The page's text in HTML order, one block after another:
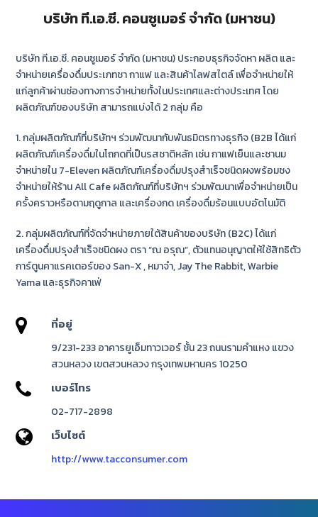
บริษัท ที.เอ.ซี. คอนซูเมอร์ จำกัด (มหาชน)
บริษัท ที.เอ.ซี. คอนซูเมอร์ จำกัด (มหาชน) ประกอบธุรกิจจัดหา ผลิต และ
จำหน่ายเครื่องดื่มประเภทชา กาแฟ และสินค้าไลฟสไตล์ เพื่อจำหน่ายให้
แก่ลูกค้าผ่านช่องทางการจำหน่ายทั้งในประเทศและต่างประเทศ โดย
ผลิตภัณฑ์ของบริษัท สามารถแบ่งได้ 2 กลุ่ม คือ
1. กลุ่มผลิตภัณฑ์ที่บริษัทฯ ร่วมพัฒนากับพันธมิตรทางธุรกิจ (B2B ได้แก่
ผลิตภัณฑ์เครื่องดื่มในโถกดที่เป็นรสชาติหลัก เช่น กาแฟเย็นและชานม
จำหน่ายใน 7-Eleven ผลิตภัณฑ์เครื่องดื่มปรุงสำเร็จชนิดผงพร้อมชง
จำหน่ายให้ร้าน All Cafe ผลิตภัณฑ์ที่บริษัทฯ ร่วมพัฒนาเพื่อจำหน่ายเป็น
ครั้งคราวหรือตามฤดูกาล และเครื่องกด เครื่องดื่มร้อนแบบอัตโนมัติ
2. กลุ่มผลิตภัณฑ์ที่จัดจำหน่ายภายใต้สินค้าของบริษัท (B2C) ได้แก่
เครื่องดื่มปรุงสำเร็จชนิดผง ตรา “ณ อรุณ”, ตัวแทนอนุญาตให้ใช้สิทธิตัว
การ์ตูนคาแรคเตอร์ของ San-X , หมาจำ, Jay The Rabbit, Warbie
Yama และธุรกิจคาเฟ่
ที่อยู่
9/231-233 อาคารยูเอ็มทาวเวอร์ ชั้น 23 ถนนรามคำแหง แขวง
สวนหลวง เขตสวนหลวง กรุงเทพมหานคร 10250
เบอร์โทร
02-717-2898
เว็บไซต์
http://www.tacconsumer.com